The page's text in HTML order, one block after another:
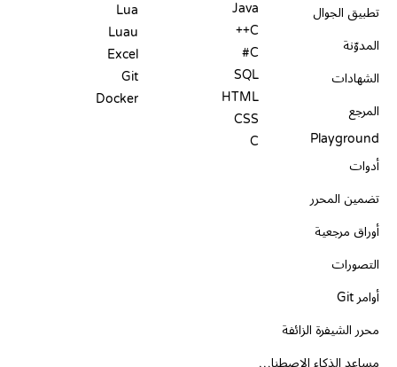
تطبيق الجوال
المدوّنة
الشهادات
المرجع
Playground
أدوات
تضمين المحرر
أوراق مرجعية
التصورات
أوامر Git
محرر الشيفرة الزائفة
مساعد الذكاء الاصطناعي
Java
C++
C#
SQL
HTML
CSS
C
Lua
Luau
Excel
Git
Docker